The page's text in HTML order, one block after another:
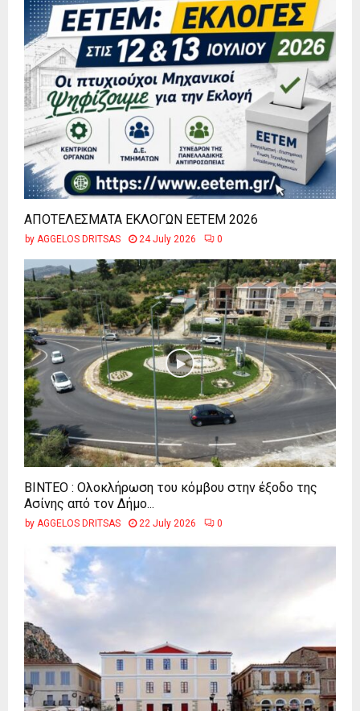
ΑΠΟΤΕΛΕΣΜΑΤΑ ΕΚΛΟΓΩΝ ΕΕΤΕΜ 2026
by AGGELOS DRITSAS 24 July 2026 0
ΒΙΝΤΕΟ : Ολοκλήρωση του κόμβου στην έξοδο της
Ασίνης από τον Δήμο...
by AGGELOS DRITSAS 22 July 2026 0